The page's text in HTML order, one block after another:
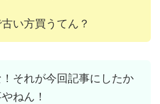
い方買うてん？
それが今回記事にしたか
ねん！